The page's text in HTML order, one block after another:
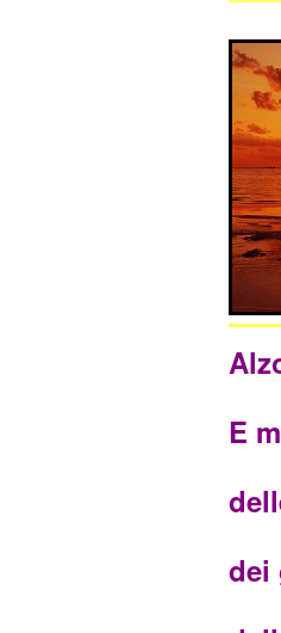
E
dei